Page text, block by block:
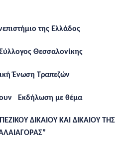
της Ελλάδος
Θεσσαλονίκης
Ένωση Τραπεζών
Εκδήλωση με θέμα
ΔΙΚΑΙΟΥ ΚΑΙ ΔΙΚΑΙΟΥ ΤΗΣ